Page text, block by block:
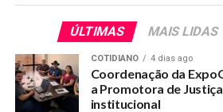
Será admitida a possibilidade de
Comarcas, caso não haja projeto
na Comarca de Senador Guiomard.
RELATED TOPICS:
COMARCA-ABRE-EDITAL-PARA-
PROPOSTAS-PARA-BENEFICIOS-DE-PENAS
UP NEXT
Base aliada tranca a pauta da
não votou o orçamento
ÚLTIMAS MAIS LIDAS
COTIDIANO 4 dias ago
Coordenação da
a Promotora de
institucional